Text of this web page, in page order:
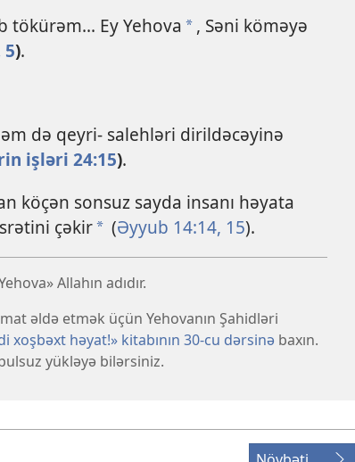
tökürəm... Ey Yehova * , Səni köməyə
5).
də qeyri- salehləri dirildəcəyinə
işləri 24:15).
köçən sonsuz sayda insanı həyata
çəkir* (Əyyub 14:14, 15).
Allahın adıdır.
əldə etmək üçün Yehovanın Şahidləri
xoşbəxt həyat!» kitabının 30-cu dərsinə baxın.
yükləyə bilərsiniz.